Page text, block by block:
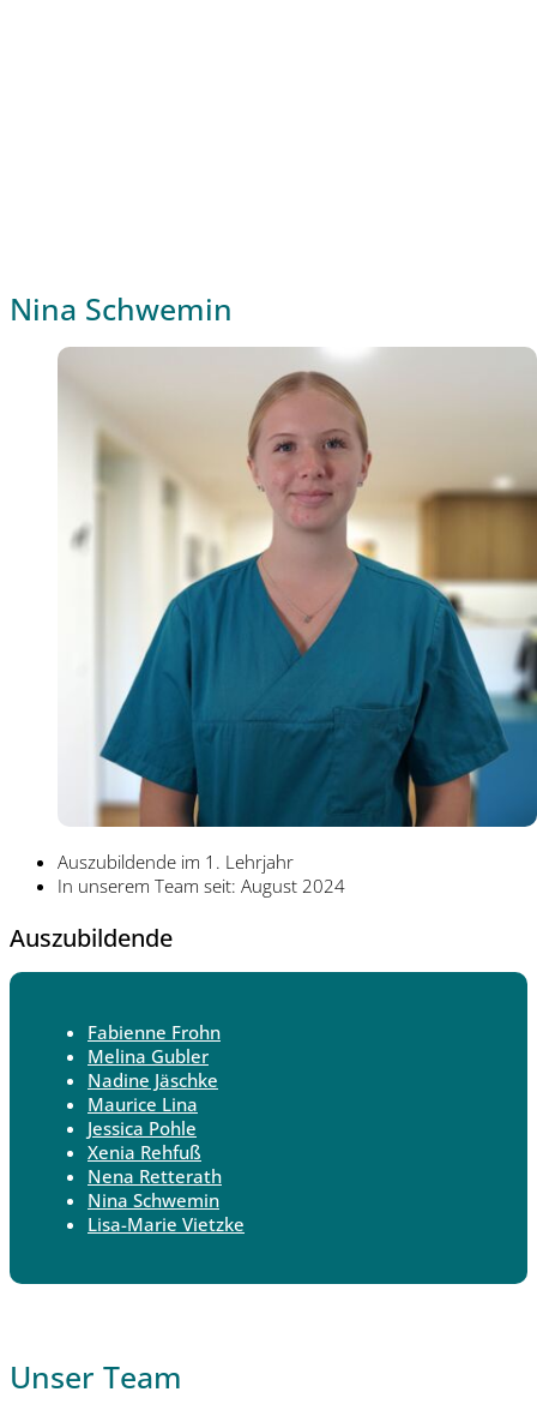
Nina Schwemin
Auszubildende im 1. Lehrjahr
In unserem Team seit: August 2024
Auszubildende
Fabienne Frohn
Melina Gubler
Nadine Jäschke
Maurice Lina
Jessica Pohle
Xenia Rehfuß
Nena Retterath
Nina Schwemin
Lisa-Marie Vietzke
Unser Team